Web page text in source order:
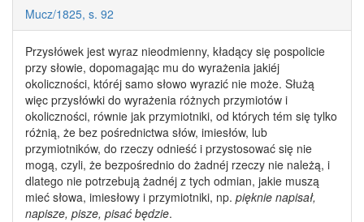
Mucz/1825, s. 92
Przysłówek jest wyraz nieodmienny, kładący się pospolicie
przy słowie, dopomagając mu do wyrażenia jakiéj
okoliczności, któréj samo słowo wyrazić nie może. Służą
więc przysłówki do wyrażenia różnych przymiotów i
okoliczności, równie jak przymiotniki, od których tém się tylko
różnią, że bez pośrednictwa słów, imiesłów, lub
przymiotników, do rzeczy odnieść i przystosować się nie
mogą, czyli, że bezpośrednio do żadnéj rzeczy nie należą, i
dlatego nie potrzebują żadnéj z tych odmian, jakie muszą
mieć słowa, imiesłowy i przymiotniki, np. pięknie napisał,
napisze, pisze, pisać będzie.